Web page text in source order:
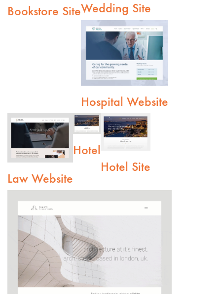
Bookstore SiteWedding Site
Hospital Website
Law Website
Hotel
Hotel Site